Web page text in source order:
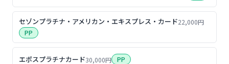
セゾンプラチナ・アメリカン・エキスプレス・カード22,000円
PP
エポスプラチナカード30,000円 PP